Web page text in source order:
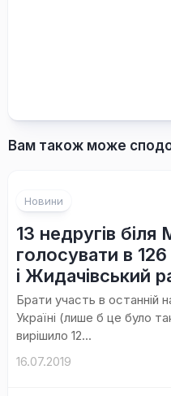
Вам також може
Новини
13 недругів
голосувати в
і Жидачівський
Брати участь в останній
Україні (лише б це було
вирішило 12...
16.07.2019